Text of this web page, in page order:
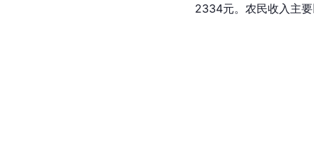
2334元。农民收入主